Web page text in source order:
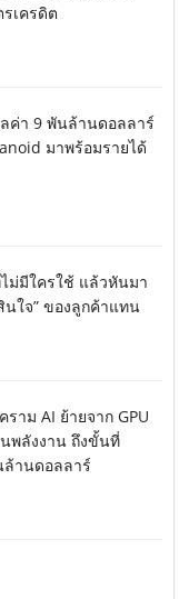
เครดิต
ค่า 9 พันล้านดอลลาร์
มาพร้อมรายได้
ม่มีใครใช้ แล้วหันมา
นใจ” ของลูกค้าแทน
ราม AI ย้ายจาก GPU
พลังงาน ถึงขั้นที่
ล้านดอลลาร์